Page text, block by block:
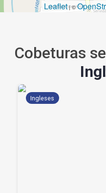
Leaflet| ©
Cobeturas
Ingleses